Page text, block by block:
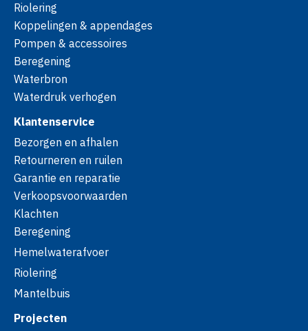
Riolering
Koppelingen & appendages
Pompen & accessoires
Beregening
Waterbron
Waterdruk verhogen
Klantenservice
Bezorgen en afhalen
Retourneren en ruilen
Garantie en reparatie
Verkoopsvoorwaarden
Klachten
Beregening
Hemelwaterafvoer
Riolering
Mantelbuis
Projecten